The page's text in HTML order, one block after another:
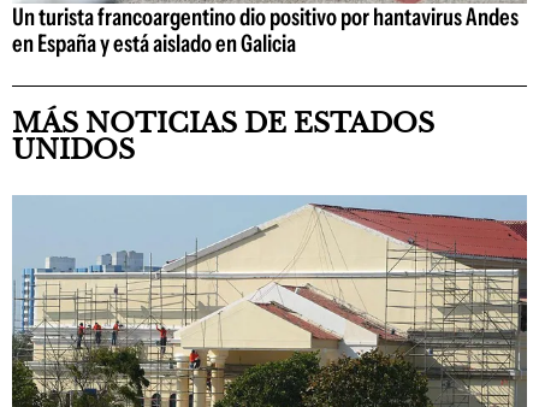
Un turista francoargentino dio positivo por hantavirus Andes
en España y está aislado en Galicia
MÁS NOTICIAS DE ESTADOS
UNIDOS